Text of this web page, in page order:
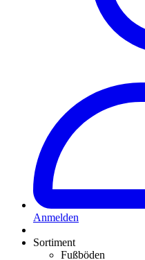
Anmelden
Sortiment
Fußböden